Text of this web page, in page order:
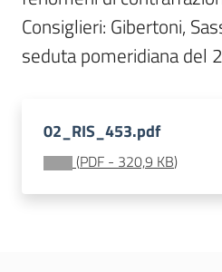
Assemblea
Attività
Consiglieri: Gibertoni,
seduta pomeridiana del
02_RIS_453.pdf
(PDF - 320,9 KB)